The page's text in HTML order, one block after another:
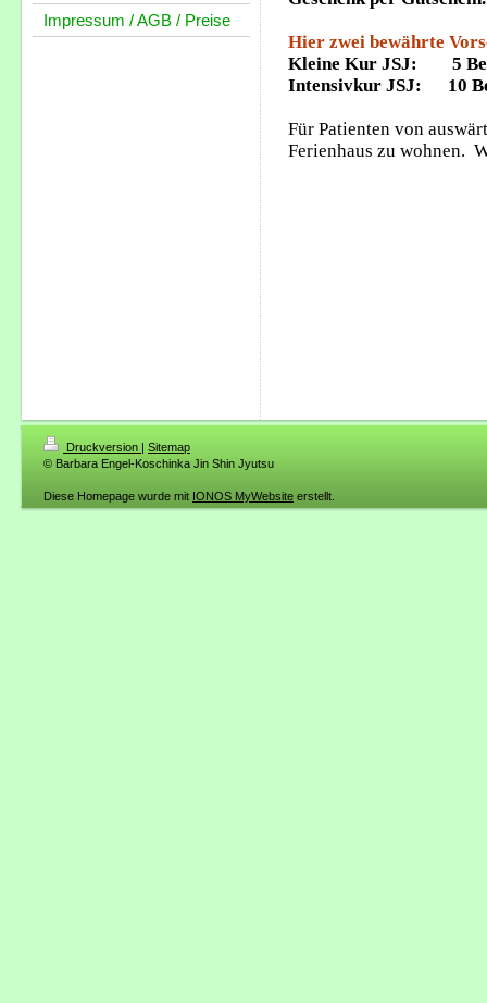
Impressum / AGB / Preise
Hier zwei bewährte
Kleine Kur JSJ: 5
Intensivkur JSJ: 10
Für Patienten von
Ferienhaus zu wohnen.
Druckversion | Sitemap
© Barbara Engel-Koschinka Jin Shin Jyutsu
Diese Homepage wurde mit IONOS MyWebsite erstellt.